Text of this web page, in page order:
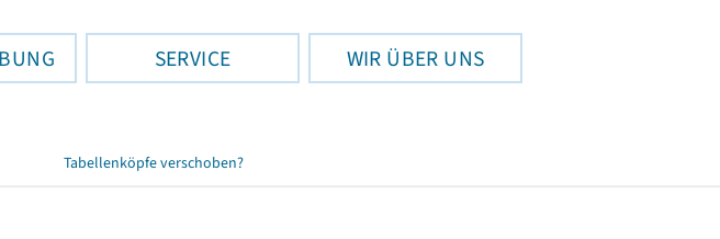
SERVICE WIR ÜBER UNS
Tabellenköpfe verschoben?